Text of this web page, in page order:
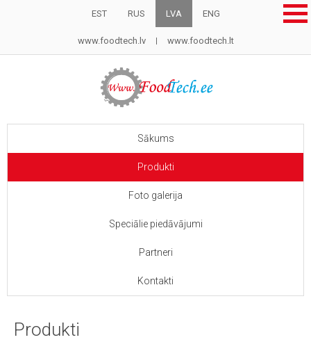
EST RUS LVA ENG
www.foodtech.lv www.foodtech.lt
Sākums
Produkti
Foto galerija
Speciālie piedāvājumi
Partneri
Kontakti
Produkti